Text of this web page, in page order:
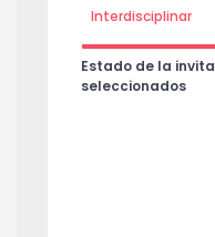
Interdisciplinar
Estado de la
seleccionados